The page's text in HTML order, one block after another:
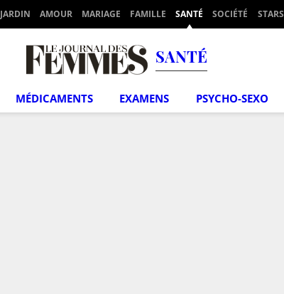
JARDIN AMOUR MARIAGE FAMILLE SANTÉ SOCIÉTÉ STARS
SANTÉ
MÉDICAMENTS EXAMENS PSYCHO-SEXO